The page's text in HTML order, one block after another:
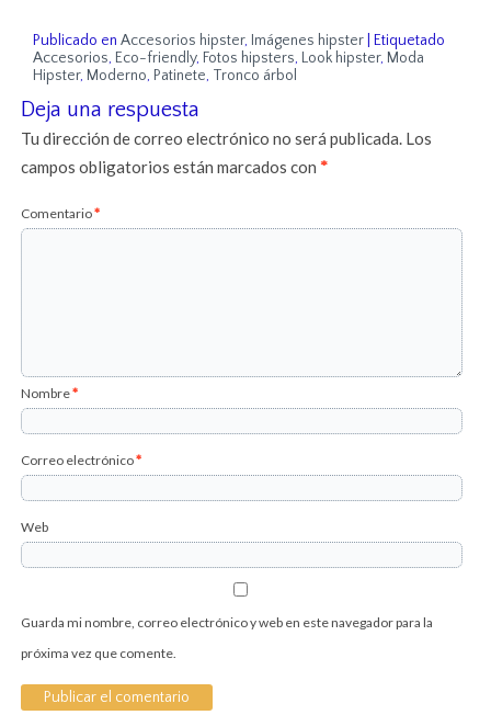
Publicado en Accesorios hipster, Imágenes hipster
Etiquetado
Accesorios, Eco-friendly, Fotos hipsters, Look hipster, Moda
Hipster, Moderno, Patinete, Tronco árbol
Deja una respuesta
Tu dirección de correo electrónico no será publicada. Los
campos obligatorios están marcados con*
Comentario*
Nombre*
Correo electrónico*
Web
Guarda mi nombre, correo electrónico y web en este navegador para la
próxima vez que comente.